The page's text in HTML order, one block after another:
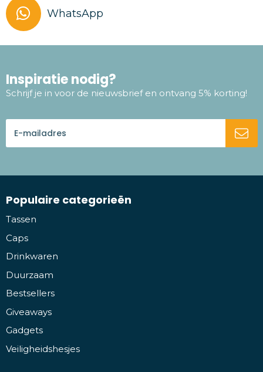
WhatsApp
Inspiratie nodig?
Schrijf je in voor de nieuwsbrief en ontvang 5% korting!
Populaire categorieën
Tassen
Caps
Drinkwaren
Duurzaam
Bestsellers
Giveaways
Gadgets
Veiligheidshesjes